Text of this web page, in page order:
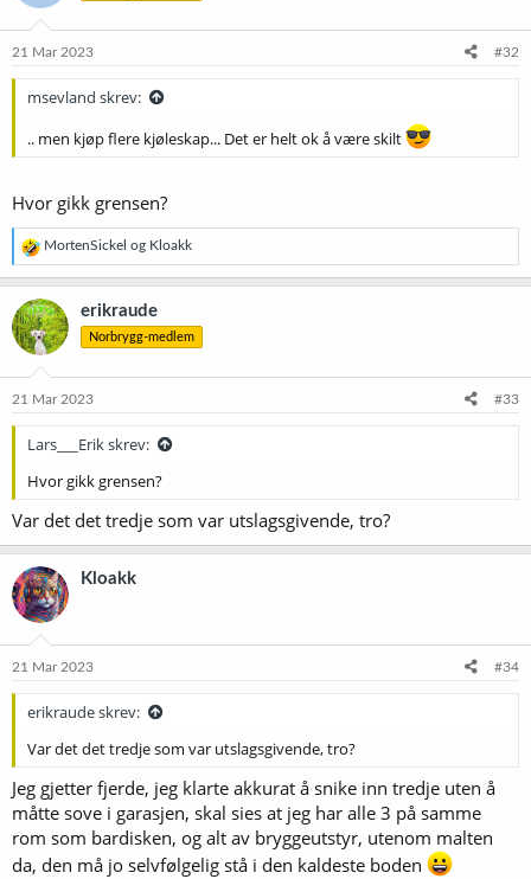
o
e
21 Mar 2023 #32
msevland skrev:
.. men kjøp flere kjøleskap... Det er helt ok å være skilt
Hvor gikk grensen?
R
e
a
k
s
j
o
e
MortenSickel og Kloakk
erikraude
Norbrygg-medlem
21 Mar 2023 #33
Lars___Erik skrev:
Hvor gikk grensen?
Var det det tredje som var utslagsgivende, tro?
Kloakk
21 Mar 2023 #34
erikraude skrev:
Var det det tredje som var utslagsgivende, tro?
Jeg gjetter fjerde, jeg klarte akkurat å snike inn tredje uten å
måtte sove i garasjen, skal sies at jeg har alle 3 på samme
rom som bardisken, og alt av bryggeutstyr, utenom malten
da, den må jo selvfølgelig stå i den kaldeste boden